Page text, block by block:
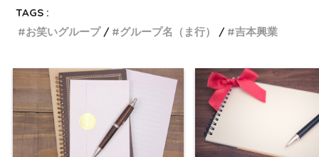
TAGS :
お笑いグループ
グループ名（ま行） 吉本興業